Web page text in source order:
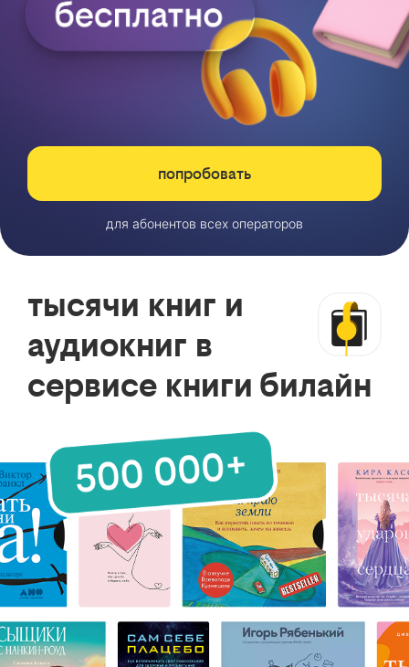
попробовать
для абонентов всех операторов
тысячи книг и
аудиокниг в
сервисе книги билайн